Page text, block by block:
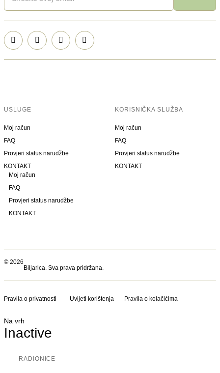
USLUGE
Moj račun
FAQ
Provjeri status narudžbe
KONTAKT
KORISNIČKA SLUŽBA
Moj račun
FAQ
Provjeri status narudžbe
KONTAKT
Moj račun
FAQ
Provjeri status narudžbe
KONTAKT
© 2026
Biljarica. Sva prava pridržana.
Pravila o privatnosti Uvijeti korištenja Pravila o kolačićima
Na vrh
Inactive
RADIONICE